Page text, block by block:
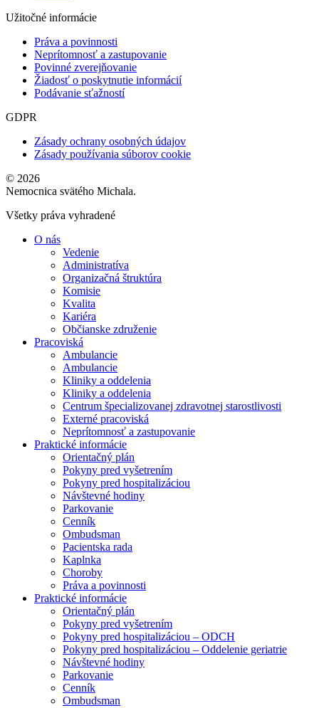
Užitočné informácie
Práva a povinnosti
Neprítomnosť a zastupovanie
Povinné zverejňovanie
Žiadosť o poskytnutie informácií
Podávanie sťažností
GDPR
Zásady ochrany osobných údajov
Zásady používania súborov cookie
© 2026
Nemocnica svätého Michala.
Všetky práva vyhradené
O nás
Vedenie
Administratíva
Organizačná štruktúra
Komisie
Kvalita
Kariéra
Občianske združenie
Pracoviská
Ambulancie
Ambulancie
Kliniky a oddelenia
Kliniky a oddelenia
Centrum špecializovanej zdravotnej starostlivosti
Externé pracoviská
Neprítomnosť a zastupovanie
Praktické informácie
Orientačný plán
Pokyny pred vyšetrením
Pokyny pred hospitalizáciou
Návštevné hodiny
Parkovanie
Cenník
Ombudsman
Pacientska rada
Kaplnka
Choroby
Práva a povinnosti
Praktické informácie
Orientačný plán
Pokyny pred vyšetrením
Pokyny pred hospitalizáciou – ODCH
Pokyny pred hospitalizáciou – Oddelenie geriatrie
Návštevné hodiny
Parkovanie
Cenník
Ombudsman